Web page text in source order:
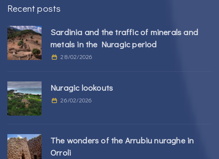
Recent posts
Sardinia and the traffic of minerals and
metals in the Nuragic period
28/02/2026
Nuragic lookouts
26/02/2026
The wonders of the Arrubiu nuraghe in
Orroli